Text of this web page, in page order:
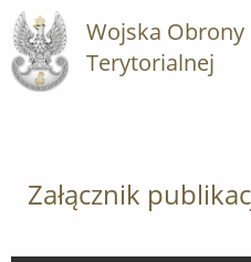
Wojska Obrony
Terytorialnej
Załącznik